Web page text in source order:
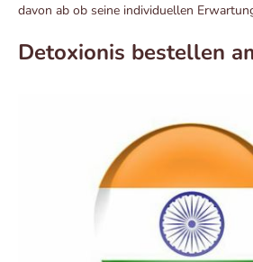
davon ab ob seine individuellen
Detoxionis bestellen